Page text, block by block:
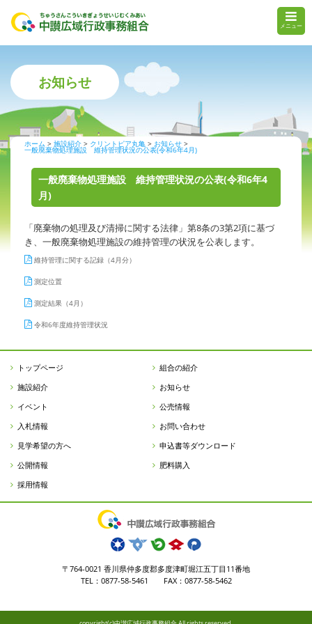
メニュー
お知らせ
ホーム 施設紹介 クリントピア丸亀 お知らせ
一般廃棄物処理施設 維持管理状況の公表(令和6年4月)
一般廃棄物処理施設 維持管理状況の公表(令和6年4
月)
「廃棄物の処理及び清掃に関する法律」第8条の3第2項に基づ
き、一般廃棄物処理施設の維持管理の状況を公表します。
維持管理に関する記録（4月分）
測定位置
測定結果（4月）
令和6年度維持管理状況
トップページ
組合の紹介
施設紹介
お知らせ
イベント
公売情報
入札情報
お問い合わせ
見学希望の方へ
申込書等ダウンロード
公開情報
肥料購入
採用情報
〒764-0021 香川県仲多度郡多度津町堀江五丁目11番地
TEL：0877-58-5461 FAX：0877-58-5462